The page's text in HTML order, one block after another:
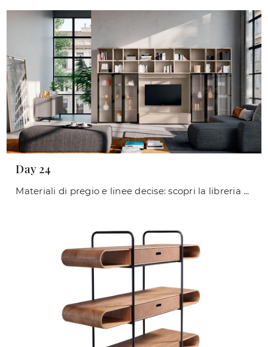
Day 24
Materiali di pregio e linee decise: scopri la libreria Day 24 di Orme tra le più belle Librerie moderne componibili.